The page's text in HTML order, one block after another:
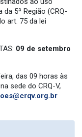
5ª Região (CRQ-
art. 75 da lei
09 de setembro
das 09 horas às
sede do CRQ-V,